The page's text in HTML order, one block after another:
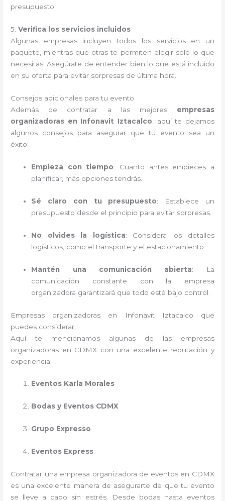
presupuesto.
5.Verifica los servicios incluidos
Algunas empresas incluyen todos los servicios en un
paquete, mientras que otras te permiten elegir solo lo que
necesitas. Asegúrate de entender bien lo que está incluido
en su oferta para evitar sorpresas de última hora.
Consejos adicionales para tu evento
Además de contratar a las mejores empresas
organizadoras en Infonavit Iztacalco , aquí te dejamos
algunos consejos para asegurar que tu evento sea un
éxito:
Empieza con tiempo: Cuanto antes empieces a
planificar, más opciones tendrás.
Sé claro con tu presupuesto: Establece un
presupuesto desde el principio para evitar sorpresas.
No olvides la logística: Considera los detalles
logísticos, como el transporte y el estacionamiento.
Mantén una comunicación abierta: La
comunicación constante con la empresa
organizadora garantizará que todo esté bajo control.
Empresas organizadoras en Infonavit Iztacalco que
puedes considerar
Aquí te mencionamos algunas de las empresas
organizadoras en CDMX con una excelente reputación y
experiencia:
Eventos Karla Morales
Bodas y Eventos CDMX
Grupo Expresso
Eventos Express
Contratar una empresa organizadora de eventos en CDMX
es una excelente manera de asegurarte de que tu evento
se lleve a cabo sin estrés. Desde bodas hasta eventos